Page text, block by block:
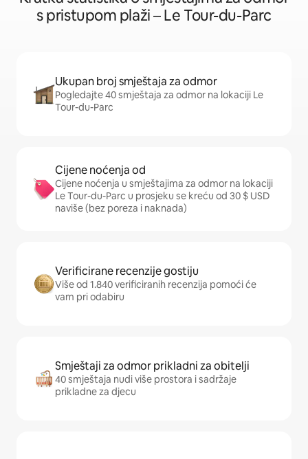
s pristupom plaži – Le Tour-du-Parc
Ukupan broj smještaja za odmor
Pogledajte 40 smještaja za odmor na lokaciji Le
Tour-du-Parc
Cijene noćenja od
Cijene noćenja u smještajima za odmor na lokaciji
Le Tour-du-Parc u prosjeku se kreću od 30 $ USD
naviše (bez poreza i naknada)
Verificirane recenzije gostiju
Više od 1.840 verificiranih recenzija pomoći će
vam pri odabiru
Smještaji za odmor prikladni za obitelji
40 smještaja nudi više prostora i sadržaje
prikladne za djecu